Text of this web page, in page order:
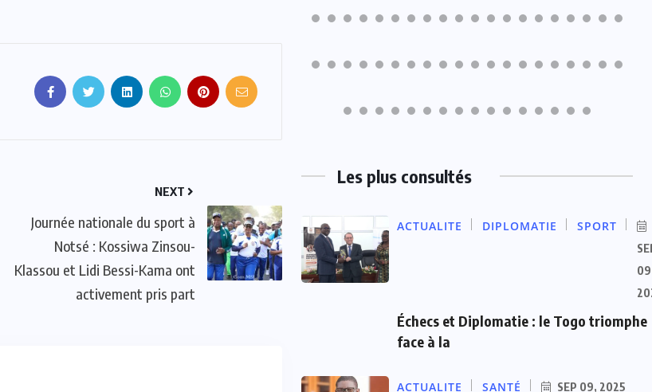
NEXT
Journée nationale du sport à
Notsé : Kossiwa Zinsou-
Klassou et Lidi Bessi-Kama ont
activement pris part
Les plus consultés
ACTUALITE DIPLOMATIE SPORT
Échecs et Diplomatie : le Togo triomphe
face à la
ACTUALITE SANTÉ SEP 09, 2025